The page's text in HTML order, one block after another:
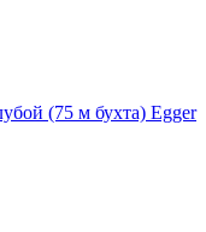
(75 м бухта) Egger